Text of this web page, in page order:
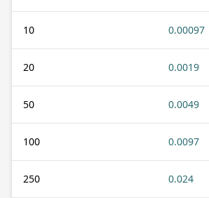
10 0.00097
20 0.0019
50 0.0049
100 0.0097
250 0.024